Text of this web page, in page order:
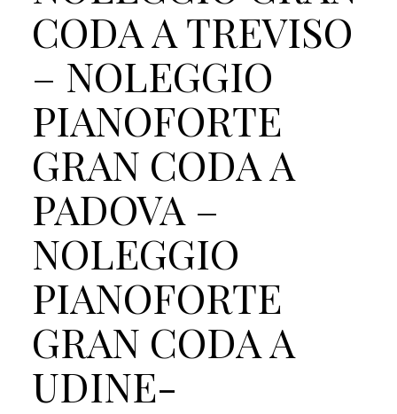
CODA A TREVISO
– NOLEGGIO
PIANOFORTE
GRAN CODA A
PADOVA –
NOLEGGIO
PIANOFORTE
GRAN CODA A
UDINE-